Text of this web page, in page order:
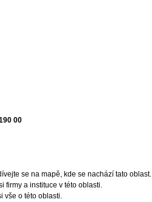
00
se na mapě, kde se nachází tato oblast.
firmy a instituce v této oblasti.
vše o této oblasti.